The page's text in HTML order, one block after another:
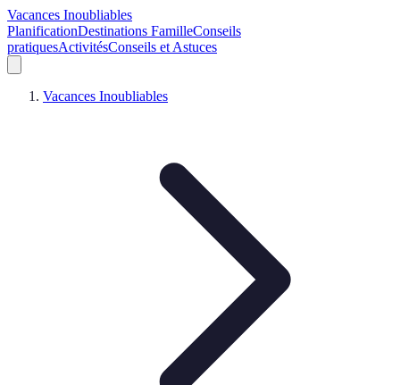
Vacances Inoubliables
PlanificationDestinations FamilleConseils
pratiquesActivitésConseils et Astuces
Vacances Inoubliables